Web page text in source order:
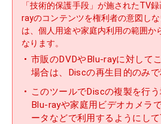
「技術的保護手段」が施されたTV
rayのコンテンツを権利者の意図し
は、個人用途や家庭内利用の範囲か
なります。
市販のDVDやBlu-rayに対して
場合は、Discの再生目的のみで
このツールでDiscの複製を行
Blu-rayや家庭用ビデオカメラ
ータなどで利用するようにして